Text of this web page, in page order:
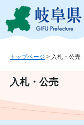
ジ
ュ
文
トップページ > 入札・公売
入札・公売